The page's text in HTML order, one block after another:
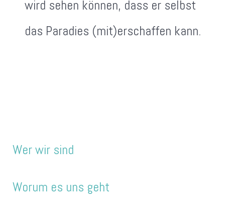
wird sehen können, dass er selbst
das Paradies (mit)erschaffen kann.
Wer wir sind
Worum es uns geht